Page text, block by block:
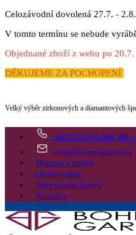
Celozávodní dovolená 27.7. - 2.8.
V tomto termínu se nebude
Objednané zboží z webu po
DĚKUJEME ZA POCHOPENÍ
Velký výběr zirkonových a diamantových
+420 725 535 406 (Po -
info@bohemiagarnet.cz
Doprava a platba
Osobní odběr
Naše výroba šperků
Kontakty